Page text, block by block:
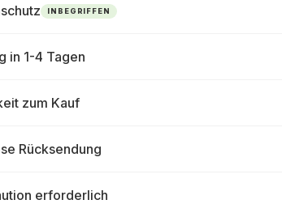
INBEGRIFFEN
in 1-4 Tagen
zum Kauf
Rücksendung
erforderlich